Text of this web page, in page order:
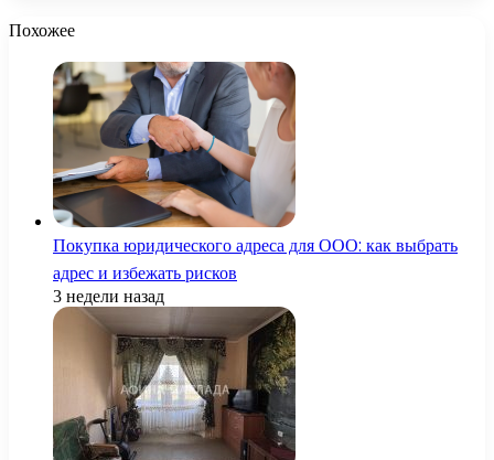
Похожее
Покупка юридического адреса для ООО: как выбрать
адрес и избежать рисков
3 недели назад